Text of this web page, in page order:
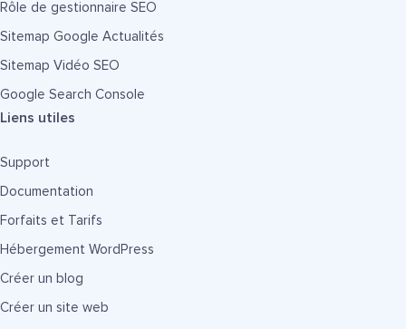
Rôle de gestionnaire SEO
Sitemap Google Actualités
Sitemap Vidéo SEO
Google Search Console
Liens utiles
Support
Documentation
Forfaits et Tarifs
Hébergement WordPress
Créer un blog
Créer un site web